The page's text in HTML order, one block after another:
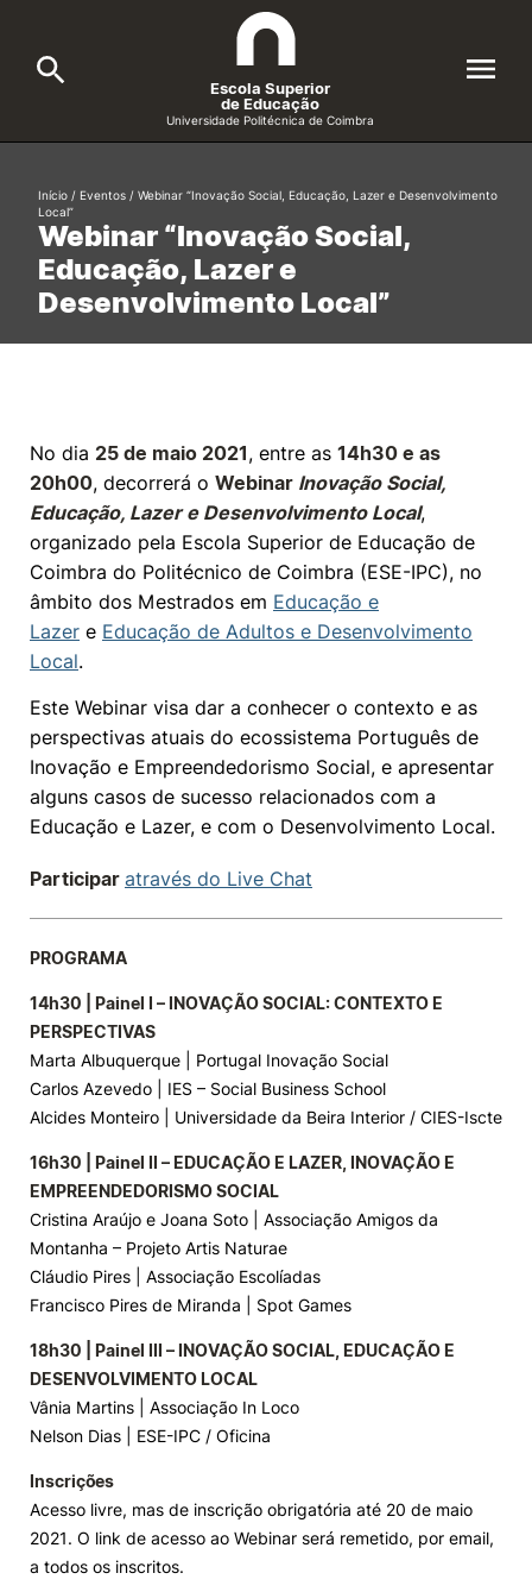
Cursos
Candidatos
Investigação e Projetos
Alunos
Knowledge Factory
Candidaturas
Elogio / Sugestão / Reclamação Contactos Denúncias
©2026 Instituto Politécnico de Coimbra. Todos os direitos reservados.
Escola Superior
de Educação
Universidade Politécnica de Coimbra
Search
Formative Offer
Webinar “Inovação Social,
Educação, Lazer e
Desenvolvimento Local”
Início / Eventos / Webinar “Inovação Social, Educação, Lazer e Desenvolvimento
Local”
No dia 25 de maio 2021, entre as 14h30 e as
20h00, decorrerá o Webinar Inovação Social,
Educação, Lazer e Desenvolvimento Local,
organizado pela Escola Superior de Educação de
Coimbra do Politécnico de Coimbra (ESE-IPC), no
âmbito dos Mestrados em Educação e
Lazer e Educação de Adultos e Desenvolvimento
Local.
Este Webinar visa dar a conhecer o contexto e as
perspectivas atuais do ecossistema Português de
Inovação e Empreendedorismo Social, e apresentar
alguns casos de sucesso relacionados com a
Educação e Lazer, e com o Desenvolvimento Local.
Participar através do Live Chat
PROGRAMA
14h30 | Painel I – INOVAÇÃO SOCIAL: CONTEXTO E
PERSPECTIVAS
Marta Albuquerque | Portugal Inovação Social
Carlos Azevedo | IES – Social Business School
Alcides Monteiro | Universidade da Beira Interior / CIES-Iscte
16h30 | Painel II – EDUCAÇÃO E LAZER, INOVAÇÃO E
EMPREENDEDORISMO SOCIAL
Cristina Araújo e Joana Soto | Associação Amigos da
Montanha – Projeto Artis Naturae
Cláudio Pires | Associação Escolíadas
Francisco Pires de Miranda | Spot Games
18h30 | Painel III – INOVAÇÃO SOCIAL, EDUCAÇÃO E
DESENVOLVIMENTO LOCAL
Vânia Martins | Associação In Loco
Nelson Dias | ESE-IPC / Oficina
Inscrições
Acesso livre, mas de inscrição obrigatória até 20 de maio
2021. O link de acesso ao Webinar será remetido, por email,
a todos os inscritos.